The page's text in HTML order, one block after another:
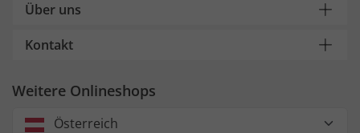
Über uns
Kontakt
Weitere Onlineshops
Österreich